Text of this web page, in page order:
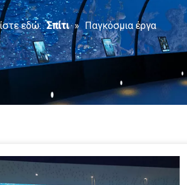
εδώ: Σπίτι » Παγκόσμια έργα